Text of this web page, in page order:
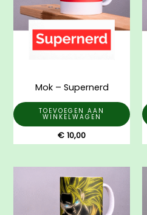
Mok – Supernerd
TOEVOEGEN AAN
WINKELWAGEN
€ 10,00